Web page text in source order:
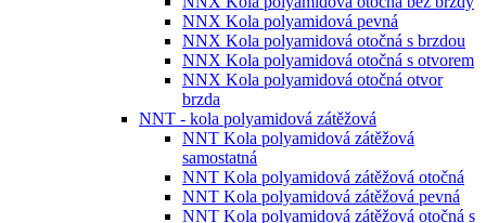
NNX Kola polyamidová pevná
NNX Kola polyamidová otočná s brzdou
NNX Kola polyamidová otočná s otvorem
NNX Kola polyamidová otočná otvor
brzda
NNT - kola polyamidová zátěžová
NNT Kola polyamidová zátěžová
samostatná
NNT Kola polyamidová zátěžová otočná
NNT Kola polyamidová zátěžová pevná
NNT Kola polyamidová zátěžová otočná s